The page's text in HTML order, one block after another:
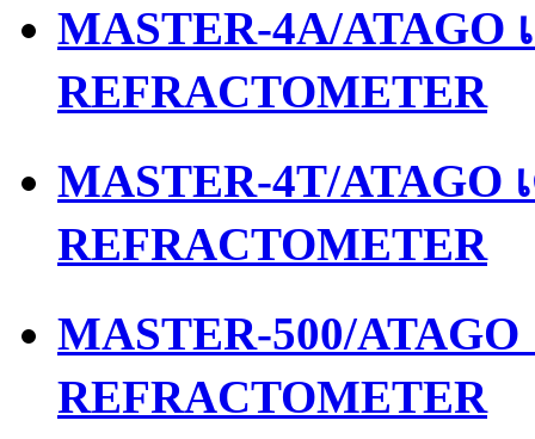
MASTER-4A/ATAGO
REFRACTOMETER
MASTER-4T/ATAGO
REFRACTOMETER
MASTER-500/
REFRACTOMETER